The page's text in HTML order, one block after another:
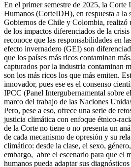
En el primer semestre de 2025, la Corte
Humanos (CorteIDH), en respuesta a
Gobiernos de Chile y Colombia, realizó
de los impactos diferenciados de la
reconoce que las responsabilidades en
efecto invernadero (GEI) son
que los países más ricos contaminan
capturados por la industria contaminan
son los más ricos los que más emiten.
innovador, pues ese es el consenso
IPCC (Panel Intergubernamental sobre
marco del trabajo de las Naciones
Pero, pese a eso, ofrece una serie de
justicia climática con enfoque étnico-
de la Corte no tiene o no presenta un
de cada mecanismo de opresión y su
climático: desde la clase, el sexo,
embargo, abre el escenario para que el
humanos pueda adaptar sus